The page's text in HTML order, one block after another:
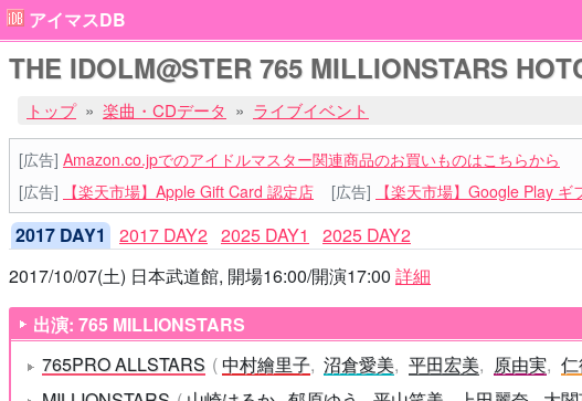
アイマスDB
THE IDOLM@STER 765 MILLIONSTARS
トップ 楽曲・CDデータ ライブイベント
[広告] Amazon.co.jpでのアイドルマスター関連商品のお買いものはこちらから
[広告]
【楽天市場】Apple Gift Card 認定店 [広告] 【楽天市場】Google Play
2017 DAY1 2017 DAY2 2025 DAY1
2025 DAY2
2017/10/07(土) 日本武道館, 開場16:00/開演17:00 詳細
出演: 765 MILLIONSTARS
765PRO ALLSTARS
中村繪里子 沼倉愛美 平田宏美 原由実